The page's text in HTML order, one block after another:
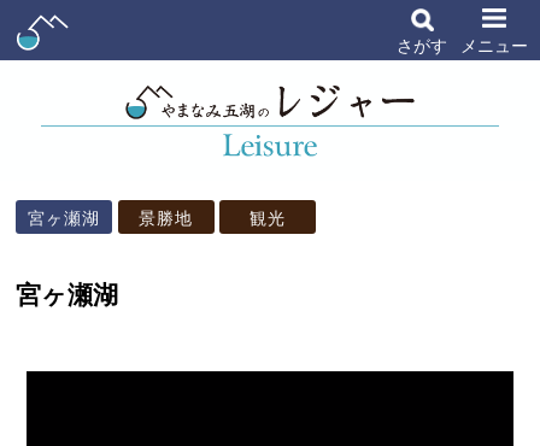
さがす メニュー
宮ヶ瀬湖 景勝地 観光
宮ヶ瀬湖